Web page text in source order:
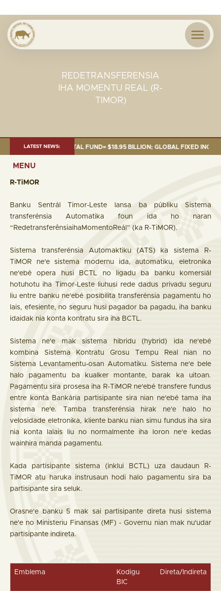
REDETRANSFERENSIA
IHA MOMENTU REAL (R-
TIMOR)
LATEST NEWS:
30 SEP. 2025: TOTAL FUND= $18.95 BILLION; GLOBAL FIXED INCOME=
MENU
R-TiMOR
Banku Sentrál Timor-Leste lansa ba públiku Sistema
transferénsia Automatika foun ida ho naran
“RedetransferênsiaihaMomentoReál” (ka R-TiMOR).
Sistema transferénsia Automaktiku (ATS) ka sistema R-
TiMOR ne'e sistema modernu ida, automatiku, eletronika
ne'ebé opera husi BCTL no ligadu ba banku komersiál
hotuhotu iha Timor-Leste liuhusi rede dadus privadu seguru
liu entre banku ne'ebé posibilita transferénsia pagamentu ho
lais, efesiente, no seguru husi pagador ba pagadu, iha banku
idaidak nia konta kontratu sira iha BCTL.
Sistema ne'e mak sistema hibridu (hybrid) ida ne'ebé
kombina Sistema Kontratu Grosu Tempu Real nian no
Sistema Levantamentu-osan Automatiku. Sistema ne'e bele
halo pagamentu ba kualker montante, barak ka uitoan.
Pagamentu sira prosesa iha R-TiMOR ne'ebé transfere fundus
entre konta Bankária partisipante sira nian ne'ebé tama iha
sistema ne'e. Tamba transferénsia hirak ne'e halo ho
velosidade eletronika, kliente banku nian simu fundus iha sira
nia konta lalais liu no normalmente iha loron ne'e kedas
wainhira manda pagamentu.
Kada partisipante sistema (inklui BCTL) uza daudaun R-
TiMOR atu haruka instrusaun hodi halo pagamentu sira ba
partisipante sira seluk.
Orasne'e banku 5 mak sai partisipante direta husi sistema
ne'e no Ministeriu Finansas (MF) - Governu nian mak nu'udar
partisipante indireta.
Emblema
Kodigu
BIC
Direta/Indireta